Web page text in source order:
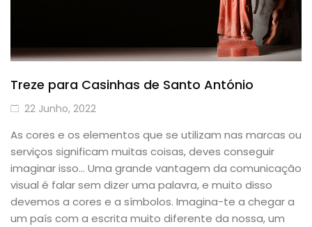
Treze para Casinhas de Santo António
22 Junho, 2022
As cores e os elementos que se utilizam nas marcas ou
serviços significam muitas coisas, deves conseguir
imaginar isso… Uma grande vantagem da comunicação
visual é falar sem dizer uma palavra, e muito disso
devemos a cores e a símbolos. Imagina-te a chegar a
um país com a escrita muito diferente da nossa, um